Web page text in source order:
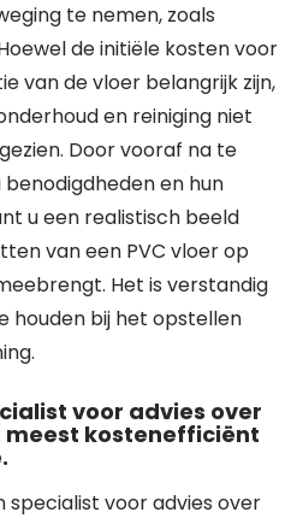
te nemen, zoals
de initiële kosten voor
van de vloer belangrijk zijn,
en reiniging niet
Door vooraf na te
en hun
u een realistisch beeld
van een PVC vloer op
Het is verstandig
houden bij het opstellen
voor advies over
meest kostenefficiënt
specialist voor advies over